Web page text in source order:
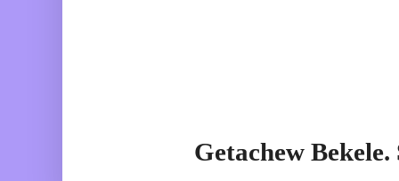
Getachew